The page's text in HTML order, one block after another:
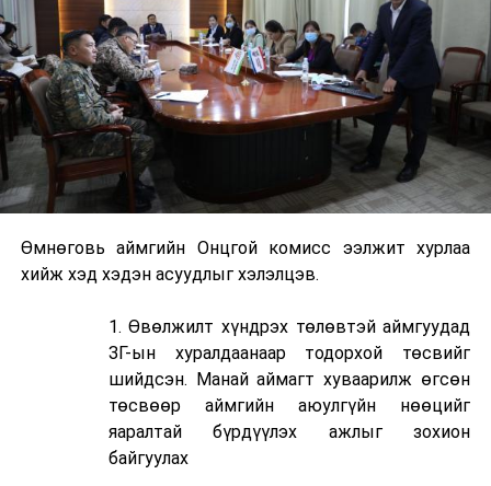
Өмнөговь аймгийн Онцгой комисс ээлжит хурлаа
хийж хэд хэдэн асуудлыг хэлэлцэв.
1. Өвөлжилт хүндрэх төлөвтэй аймгуудад
ЗГ-ын хуралдаанаар тодорхой төсвийг
шийдсэн. Манай аймагт хуваарилж өгсөн
төсвөөр аймгийн аюулгүйн нөөцийг
яаралтай бүрдүүлэх ажлыг зохион
байгуулах